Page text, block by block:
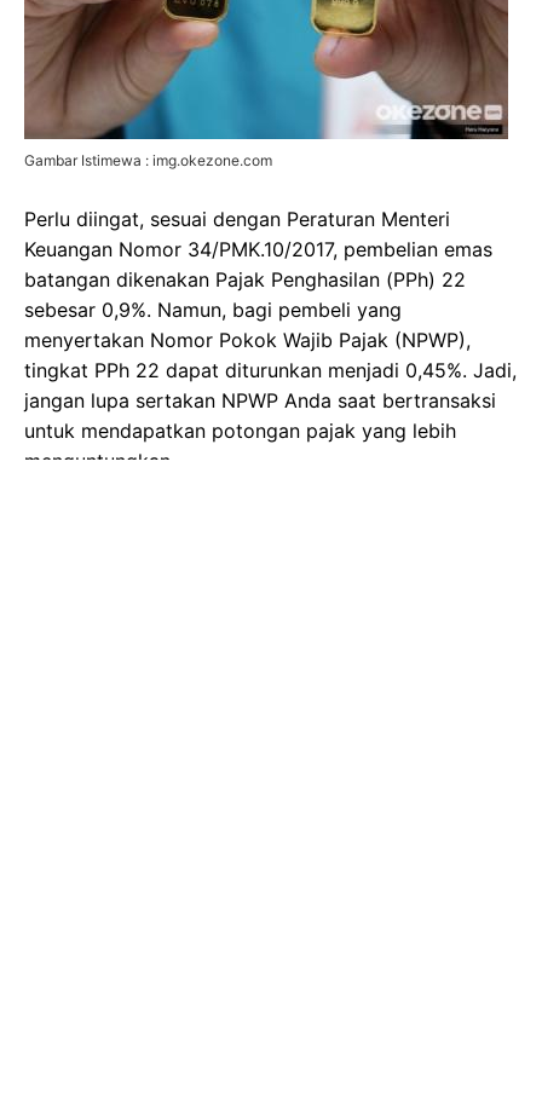
Gambar Istimewa : img.okezone.com
Perlu diingat, sesuai dengan Peraturan Menteri
Keuangan Nomor 34/PMK.10/2017, pembelian emas
batangan dikenakan Pajak Penghasilan (PPh) 22
sebesar 0,9%. Namun, bagi pembeli yang
menyertakan Nomor Pokok Wajib Pajak (NPWP),
tingkat PPh 22 dapat diturunkan menjadi 0,45%. Jadi,
jangan lupa sertakan NPWP Anda saat bertransaksi
untuk mendapatkan potongan pajak yang lebih
menguntungkan.